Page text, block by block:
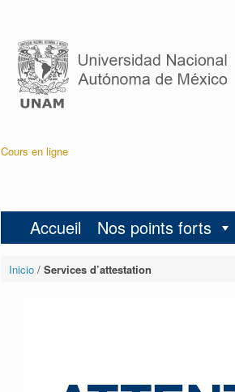
Cours en ligne
Accueil Nos points forts
Inicio/ Services d’attestation